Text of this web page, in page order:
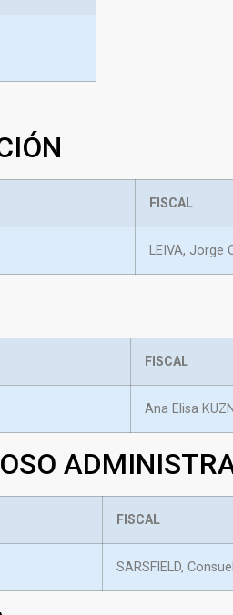
FISCAL
LEIVA, Jorge
FISCAL
Ana Elisa
FISCAL
SARSFIELD,